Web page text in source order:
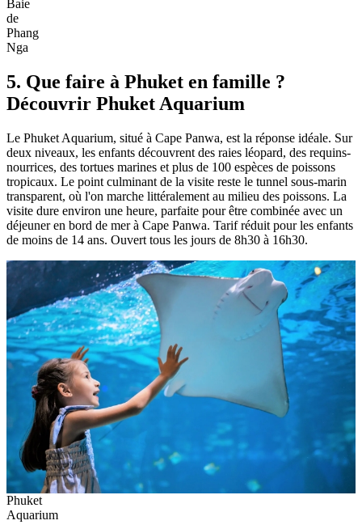
Baie
de
Phang
Nga
5. Que faire à Phuket en famille ?
Découvrir Phuket Aquarium
Le Phuket Aquarium, situé à Cape Panwa, est la réponse idéale. Sur
deux niveaux, les enfants découvrent des raies léopard, des requins-
nourrices, des tortues marines et plus de 100 espèces de poissons
tropicaux. Le point culminant de la visite reste le tunnel sous-marin
transparent, où l'on marche littéralement au milieu des poissons. La
visite dure environ une heure, parfaite pour être combinée avec un
déjeuner en bord de mer à Cape Panwa. Tarif réduit pour les enfants
de moins de 14 ans. Ouvert tous les jours de 8h30 à 16h30.
Phuket
Aquarium